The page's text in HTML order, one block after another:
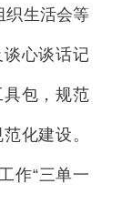
织生活会等
心谈话记
包，规范
化建设。
作“三单一